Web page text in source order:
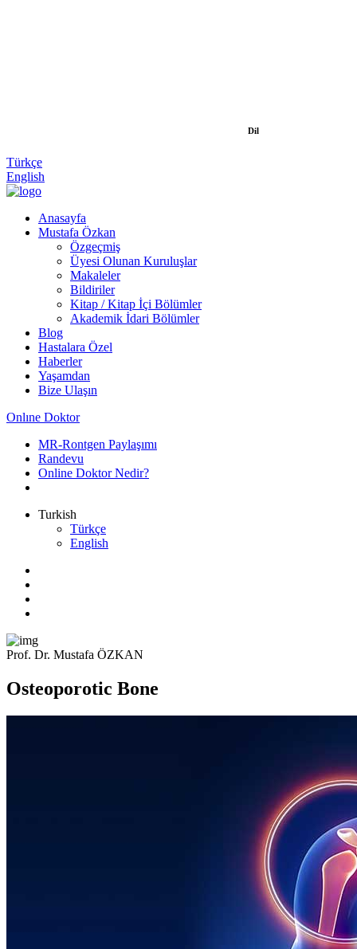
Dil
Türkçe
English
Anasayfa
Mustafa Özkan
Özgeçmiş
Üyesi Olunan Kuruluşlar
Makaleler
Bildiriler
Kitap / Kitap İçi Bölümler
Akademik İdari Bölümler
Blog
Hastalara Özel
Haberler
Yaşamdan
Bize Ulaşın
Onlıne Doktor
MR-Rontgen Paylaşımı
Randevu
Online Doktor Nedir?
Turkish
Türkçe
English
Prof. Dr. Mustafa ÖZKAN
Osteoporotic Bone